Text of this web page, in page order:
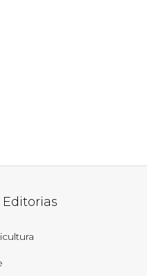
Editorias